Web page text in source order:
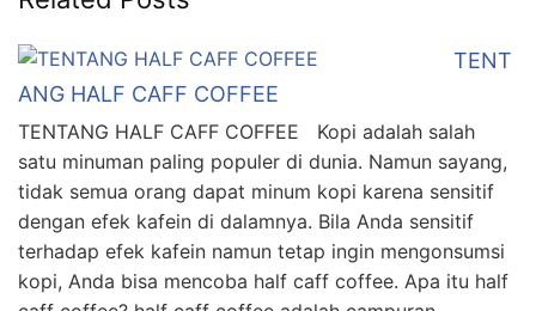
TENT
ANG HALF CAFF COFFEE
TENTANG HALF CAFF COFFEE Kopi adalah salah
satu minuman paling populer di dunia. Namun sayang,
tidak semua orang dapat minum kopi karena sensitif
dengan efek kafein di dalamnya. Bila Anda sensitif
terhadap efek kafein namun tetap ingin mengonsumsi
kopi, Anda bisa mencoba half caff coffee. Apa itu half